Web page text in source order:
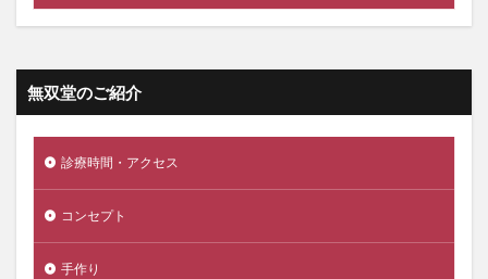
無双堂のご紹介
診療時間・アクセス
コンセプト
手作り